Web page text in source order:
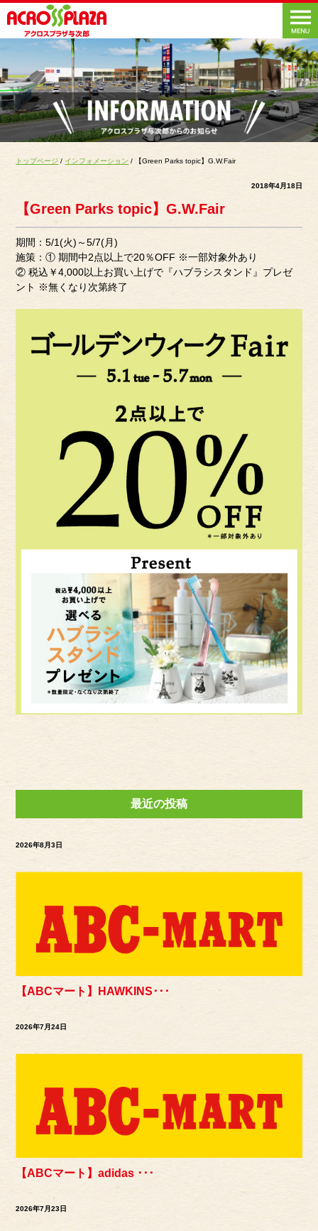
トップページ / インフォメーション / 【Green Parks topic】G.W.Fair
2018年4月18日
【Green Parks topic】G.W.Fair
期間：5/1(火)～5/7(月)
施策：① 期間中2点以上で20％OFF ※一部対象外あり
② 税込￥4,000以上お買い上げで『ハブラシスタンド』プレゼ
ント ※無くなり次第終了
最近の投稿
2026年8月3日
【ABCマート】HAWKINS･･･
2026年7月24日
【ABCマート】adidas ･･･
2026年7月23日